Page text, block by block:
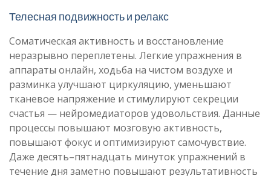
Телесная подвижность и релакс
Соматическая активность и восстановление
неразрывно переплетены. Легкие упражнения в
аппараты онлайн, ходьба на чистом воздухе и
разминка улучшают циркуляцию, уменьшают
тканевое напряжение и стимулируют секреции
счастья — нейромедиаторов удовольствия. Данные
процессы повышают мозговую активность,
повышают фокус и оптимизируют самочувствие.
Даже десять–пятнадцать минуток упражнений в
течение дня заметно повышают результативность